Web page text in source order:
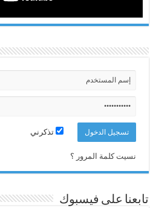
تذكرني
نسيت كلمة المرور ؟
تابعنا على فيسبوك